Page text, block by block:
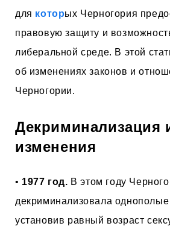
для которых Черногория
правовую защиту и
либеральной среде. В этой
об изменениях законов и
Черногории.
Декриминализация
изменения
• 1977 год. В этом году
декриминализовала
установив равный возраст